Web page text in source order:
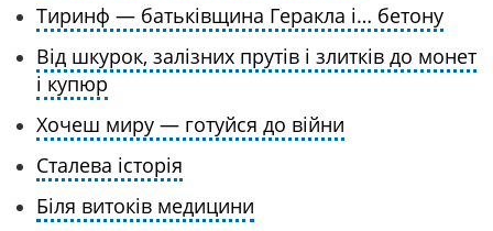
Тиринф — батьківщина Геракла і… бетону
Від шкурок, залізних прутів і злитків до монет
і купюр
Хочеш миру — готуйся до війни
Сталева історія
Біля витоків медицини